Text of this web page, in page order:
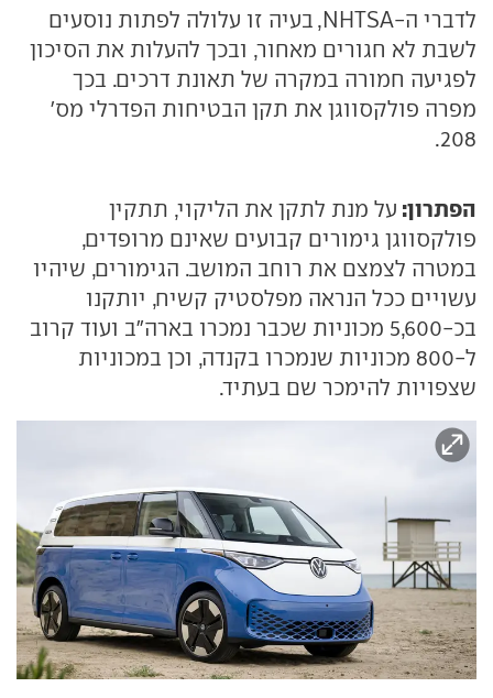
לדברי ה-NHTSA, בעיה זו עלולה לפתות נוסעים
לשבת לא חגורים מאחור, ובכך להעלות את הסיכון
לפגיעה חמורה במקרה של תאונת דרכים. בכך
מפרה פולקסווגן את תקן הבטיחות הפדרלי מס'
208.
הפתרון: על מנת לתקן את הליקוי, תתקין
פולקסווגן גימורים קבועים שאינם מרופדים,
במטרה לצמצם את רוחב המושב. הגימורים, שיהיו
עשויים ככל הנראה מפלסטיק קשיח, יותקנו
בכ-5,600 מכוניות שכבר נמכרו בארה"ב ועוד קרוב
ל-800 מכוניות שנמכרו בקנדה, וכן במכוניות
שצפויות להימכר שם בעתיד.